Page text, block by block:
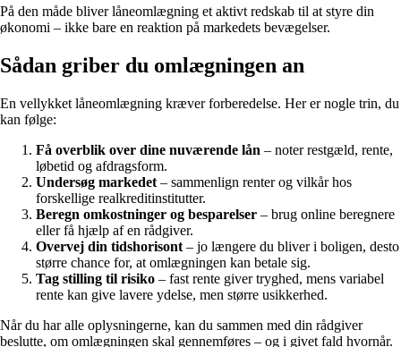
På den måde bliver låneomlægning et aktivt redskab til at styre din
økonomi – ikke bare en reaktion på markedets bevægelser.
Sådan griber du omlægningen an
En vellykket låneomlægning kræver forberedelse. Her er nogle trin, du
kan følge:
Få overblik over dine nuværende lån – noter restgæld, rente,
løbetid og afdragsform.
Undersøg markedet – sammenlign renter og vilkår hos
forskellige realkreditinstitutter.
Beregn omkostninger og besparelser – brug online beregnere
eller få hjælp af en rådgiver.
Overvej din tidshorisont – jo længere du bliver i boligen, desto
større chance for, at omlægningen kan betale sig.
Tag stilling til risiko – fast rente giver tryghed, mens variabel
rente kan give lavere ydelse, men større usikkerhed.
Når du har alle oplysningerne, kan du sammen med din rådgiver
beslutte, om omlægningen skal gennemføres – og i givet fald hvornår.